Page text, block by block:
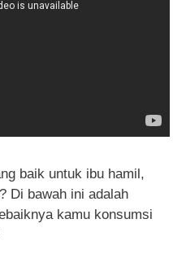
baik untuk ibu hamil,
Di bawah ini adalah
kamu konsumsi